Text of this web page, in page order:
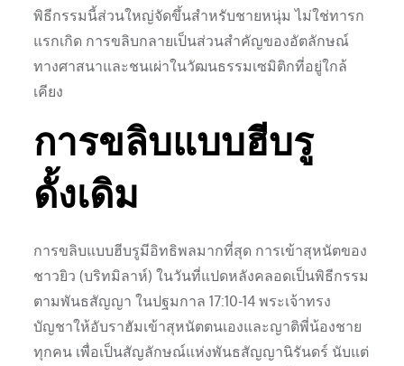
พิธีกรรมนี้ส่วนใหญ่จัดขึ้นสำหรับชายหนุ่ม ไม่ใช่ทารก
แรกเกิด การขลิบกลายเป็นส่วนสำคัญของอัตลักษณ์
ทางศาสนาและชนเผ่าในวัฒนธรรมเซมิติกที่อยู่ใกล้
เคียง
การขลิบแบบฮีบรู
ดั้งเดิม
การขลิบแบบฮีบรูมีอิทธิพลมากที่สุด การเข้าสุหนัตของ
ชาวยิว (บริทมิลาห์) ในวันที่แปดหลังคลอดเป็นพิธีกรรม
ตามพันธสัญญา ในปฐมกาล 17:10-14 พระเจ้าทรง
บัญชาให้อับราฮัมเข้าสุหนัตตนเองและญาติพี่น้องชาย
ทุกคน เพื่อเป็นสัญลักษณ์แห่งพันธสัญญานิรันดร์ นับแต่